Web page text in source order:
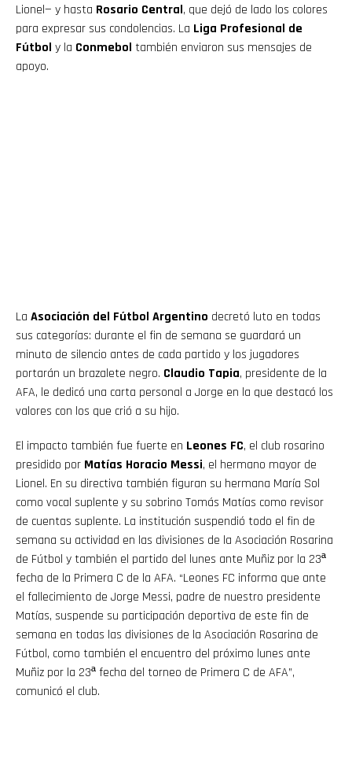
Lionel— y hasta Rosario Central, que dejó de lado los colores
para expresar sus condolencias. La Liga Profesional de
Fútbol y la Conmebol también enviaron sus mensajes de
apoyo.
La Asociación del Fútbol Argentino decretó luto en todas
sus categorías: durante el fin de semana se guardará un
minuto de silencio antes de cada partido y los jugadores
portarán un brazalete negro. Claudio Tapia, presidente de la
AFA, le dedicó una carta personal a Jorge en la que destacó los
valores con los que crió a su hijo.
El impacto también fue fuerte en Leones FC, el club rosarino
presidido por Matías Horacio Messi, el hermano mayor de
Lionel. En su directiva también figuran su hermana María Sol
como vocal suplente y su sobrino Tomás Matías como revisor
de cuentas suplente. La institución suspendió todo el fin de
semana su actividad en las divisiones de la Asociación Rosarina
de Fútbol y también el partido del lunes ante Muñiz por la 23ª
fecha de la Primera C de la AFA. “Leones FC informa que ante
el fallecimiento de Jorge Messi, padre de nuestro presidente
Matías, suspende su participación deportiva de este fin de
semana en todas las divisiones de la Asociación Rosarina de
Fútbol, como también el encuentro del próximo lunes ante
Muñiz por la 23ª fecha del torneo de Primera C de AFA”,
comunicó el club.